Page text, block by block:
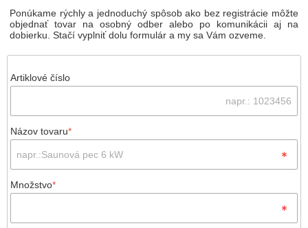
Ponúkame rýchly a jednoduchý spôsob ako bez registrácie môžte
objednať tovar na osobný odber alebo po komunikácii aj na
dobierku. Stačí vyplniť dolu formulár a my sa Vám ozveme.
Artiklové číslo
Názov tovaru*
Množstvo*